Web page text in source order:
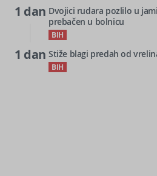
1 dan Dvojici rudara pozlilo u
prebačen u bolnicu
BIH
1 dan Stiže blagi predah od
BIH